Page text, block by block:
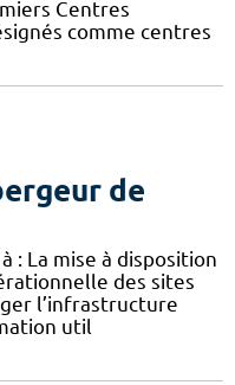
Centres
comme centres
de
: La mise à disposition
des sites
l’infrastructure
util